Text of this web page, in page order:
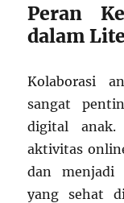
Peran
dalam
Kolaborasi
sangat
digital anak.
aktivitas
dan menjadi
yang sehat